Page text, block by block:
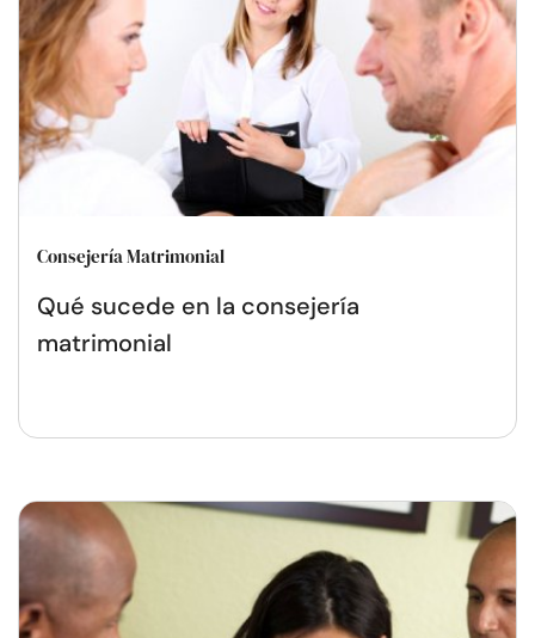
Consejería Matrimonial
Qué sucede en la consejería
matrimonial